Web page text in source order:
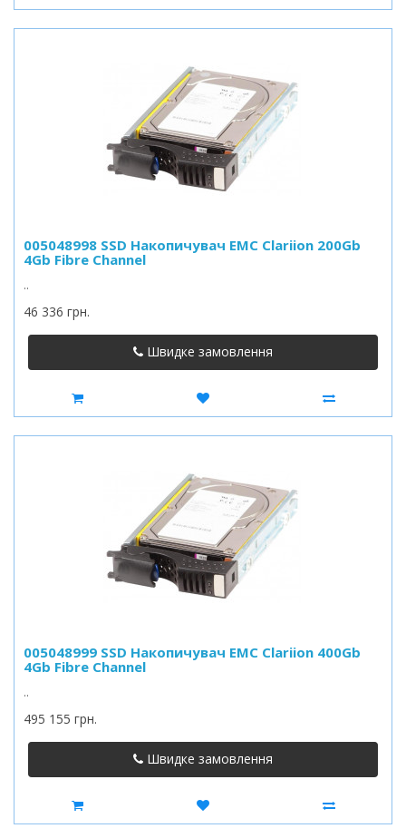
005048998 SSD Накопичувач EMC Clariion 200Gb
4Gb Fibre Channel
..
46 336 грн.
Швидке замовлення
005048999 SSD Накопичувач EMC Clariion 400Gb
4Gb Fibre Channel
..
495 155 грн.
Швидке замовлення